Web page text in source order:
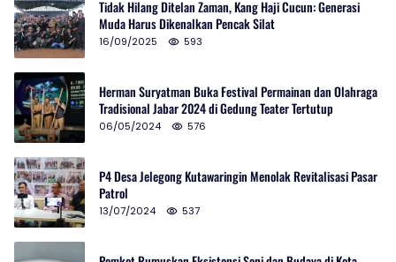
Tidak Hilang Ditelan Zaman, Kang Haji Cucun: Generasi
Muda Harus Dikenalkan Pencak Silat
16/09/2025 593
Herman Suryatman Buka Festival Permainan dan Olahraga
Tradisional Jabar 2024 di Gedung Teater Tertutup
06/05/2024 576
P4 Desa Jelegong Kutawaringin Menolak Revitalisasi Pasar
Patrol
13/07/2024 537